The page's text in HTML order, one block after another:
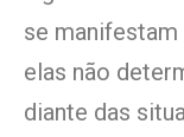
se
elas não
diante das